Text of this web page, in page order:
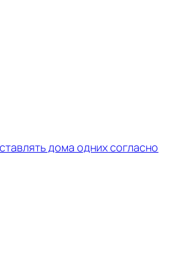
дома одних согласно